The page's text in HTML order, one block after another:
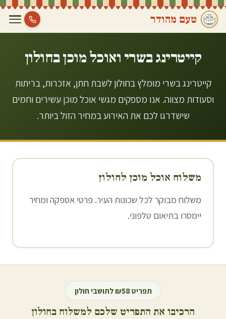
טעם מהודר
קייטרינג בשרי ואוכל מוכן בחולון
קייטרינג בשרי מומלץ בחולון לשבת חתן, אזכרות, בריתות
וסעודות מצווה. אנו מספקים מגשי אוכל מוכן עשירים וחמים
שישדרגו לכם את האירוע במחיר הזול ביותר.
משלוח אוכל מוכן לחולון
משלוח מבוקר לכל שכונות העיר. פרטי אספקה ומחיר
יימסרו בתיאום טלפוני.
תפריט ₪58 לתושבי חולון
הרכיבו את התפריט שלכם למשלוח בחולון